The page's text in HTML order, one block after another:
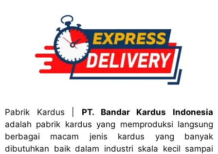
Pabrik Kardus
PT. Bandar Kardus Indonesia
adalah pabrik kardus yang memproduksi langsung
berbagai macam jenis kardus yang banyak
dibutuhkan baik dalam industri skala kecil sampai